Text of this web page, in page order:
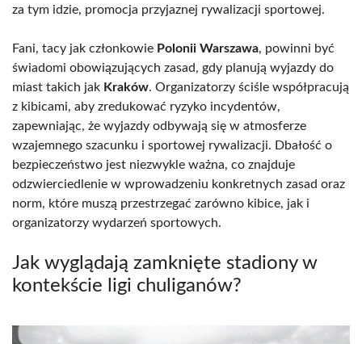
za tym idzie, promocja przyjaznej rywalizacji sportowej.
Fani, tacy jak członkowie Polonii Warszawa, powinni być
świadomi obowiązujących zasad, gdy planują wyjazdy do
miast takich jak Kraków. Organizatorzy ściśle współpracują
z kibicami, aby zredukować ryzyko incydentów,
zapewniając, że wyjazdy odbywają się w atmosferze
wzajemnego szacunku i sportowej rywalizacji. Dbałość o
bezpieczeństwo jest niezwykle ważna, co znajduje
odzwierciedlenie w wprowadzeniu konkretnych zasad oraz
norm, które muszą przestrzegać zarówno kibice, jak i
organizatorzy wydarzeń sportowych.
Jak wyglądają zamknięte stadiony w
kontekście ligi chuliganów?